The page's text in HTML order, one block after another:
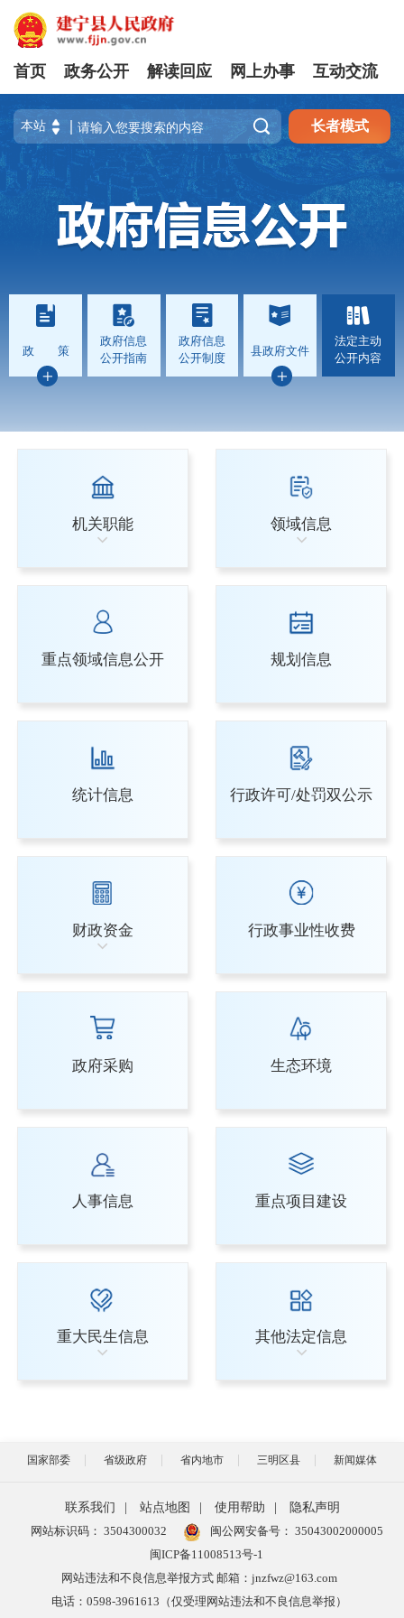
首页 政务公开 解读回应 网上办事 互动交流
 长者模式
政 策
政府信息
公开指南
政府信息
公开制度
县政府文件
法定主动
公开内容
机关职能 领域信息
重点领域信息公开 规划信息
统计信息 行政许可/处罚双公示
财政资金 行政事业性收费
政府采购 生态环境
人事信息 重点项目建设
重大民生信息 其他法定信息
国家部委 省级政府 省内地市 三明区县 新闻媒体
联系我们 站点地图 使用帮助
隐私声明
网站标识码： 3504300032
闽公网安备号： 35043002000005
闽ICP备11008513号-1
网站违法和不良信息举报方式 邮箱：jnzfwz@163.com
电话：0598-3961613（仅受理网站违法和不良信息举报）